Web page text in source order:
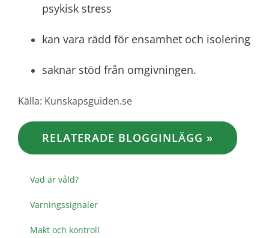
psykisk stress
kan vara rädd för ensamhet och isolering
saknar stöd från omgivningen.
Källa: Kunskapsguiden.se
RELATERADE BLOGGINLÄGG »
Vad är våld?
Varningssignaler
Makt och kontroll